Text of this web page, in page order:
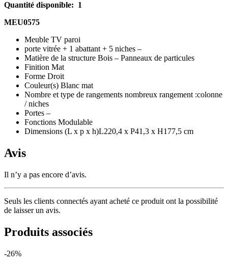
Quantité disponible: 1
MEU0575
Meuble TV paroi
porte vitrée + 1 abattant + 5 niches –
Matière de la structure Bois – Panneaux de particules
Finition Mat
Forme Droit
Couleur(s) Blanc mat
Nombre et type de rangements nombreux rangement :colonne
/ niches
Portes –
Fonctions Modulable
Dimensions (L x p x h)L220,4 x P41,3 x H177,5 cm
Avis
Il n’y a pas encore d’avis.
Seuls les clients connectés ayant acheté ce produit ont la possibilité
de laisser un avis.
Produits associés
-26%